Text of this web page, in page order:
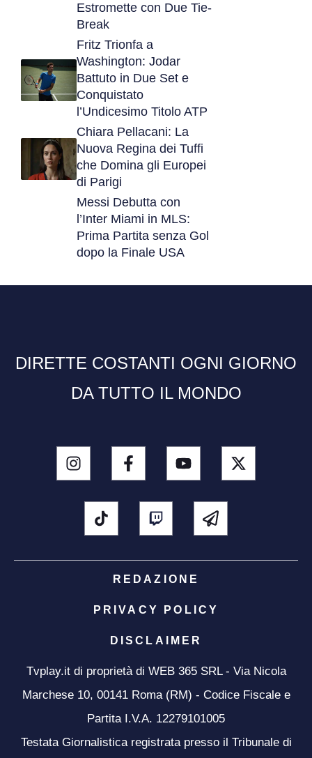
Estromette con Due Tie-
Break
Fritz Trionfa a
Washington: Jodar
Battuto in Due Set e
Conquistato
l’Undicesimo Titolo ATP
Chiara Pellacani: La
Nuova Regina dei Tuffi
che Domina gli Europei
di Parigi
Messi Debutta con
l’Inter Miami in MLS:
Prima Partita senza Gol
dopo la Finale USA
DIRETTE COSTANTI OGNI GIORNO
DA TUTTO IL MONDO
REDAZIONE
PRIVACY POLICY
DISCLAIMER
Tvplay.it di proprietà di WEB 365 SRL - Via Nicola
Marchese 10, 00141 Roma (RM) - Codice Fiscale e
Partita I.V.A. 12279101005
Testata Giornalistica registrata presso il Tribunale di